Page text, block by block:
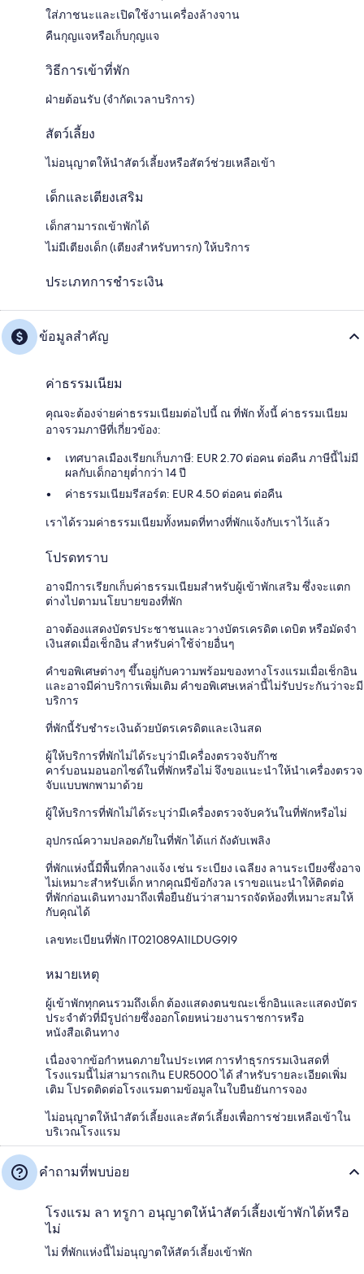
ใส่ภาชนะและเปิดใช้งานเครื่องล้างจาน
คืนกุญแจหรือเก็บกุญแจ
วิธีการเข้าที่พัก
ฝ่ายต้อนรับ (จำกัดเวลาบริการ)
สัตว์เลี้ยง
ไม่อนุญาตให้นำสัตว์เลี้ยงหรือสัตว์ช่วยเหลือเข้า
เด็กและเตียงเสริม
เด็กสามารถเข้าพักได้
ไม่มีเตียงเด็ก (เตียงสำหรับทารก) ให้บริการ
ประเภทการชำระเงิน
ข้อมูลสำคัญ
ค่าธรรมเนียม
คุณจะต้องจ่ายค่าธรรมเนียมต่อไปนี้ ณ ที่พัก ทั้งนี้ ค่าธรรมเนียม
อาจรวมภาษีที่เกี่ยวข้อง:
เทศบาลเมืองเรียกเก็บภาษี: EUR 2.70 ต่อคน ต่อคืน ภาษีนี้ไม่มี
ผลกับเด็กอายุต่ำกว่า 14 ปี
ค่าธรรมเนียมรีสอร์ต: EUR 4.50 ต่อคน ต่อคืน
เราได้รวมค่าธรรมเนียมทั้งหมดที่ทางที่พักแจ้งกับเราไว้แล้ว
โปรดทราบ
อาจมีการเรียกเก็บค่าธรรมเนียมสำหรับผู้เข้าพักเสริม ซึ่งจะแตก
ต่างไปตามนโยบายของที่พัก
อาจต้องแสดงบัตรประชาชนและวางบัตรเครดิต เดบิต หรือมัดจำ
เงินสดเมื่อเช็กอิน สำหรับค่าใช้จ่ายอื่นๆ
คำขอพิเศษต่างๆ ขึ้นอยู่กับความพร้อมของทางโรงแรมเมื่อเช็กอิน
และอาจมีค่าบริการเพิ่มเติม คำขอพิเศษเหล่านี้ไม่รับประกันว่าจะมี
บริการ
ที่พักนี้รับชำระเงินด้วยบัตรเครดิตและเงินสด
ผู้ให้บริการที่พักไม่ได้ระบุว่ามีเครื่องตรวจจับก๊าซ
คาร์บอนมอนอกไซด์ในที่พักหรือไม่ จึงขอแนะนำให้นำเครื่องตรวจ
จับแบบพกพามาด้วย
ผู้ให้บริการที่พักไม่ได้ระบุว่ามีเครื่องตรวจจับควันในที่พักหรือไม่
อุปกรณ์ความปลอดภัยในที่พัก ได้แก่ ถังดับเพลิง
ที่พักแห่งนี้มีพื้นที่กลางแจ้ง เช่น ระเบียง เฉลียง ลานระเบียงซึ่งอาจ
ไม่เหมาะสำหรับเด็ก หากคุณมีข้อกังวล เราขอแนะนำให้ติดต่อ
ที่พักก่อนเดินทางมาถึงเพื่อยืนยันว่าสามารถจัดห้องที่เหมาะสมให้
กับคุณได้
เลขทะเบียนที่พัก IT021089A1ILDUG9I9
หมายเหตุ
ผู้เข้าพักทุกคนรวมถึงเด็ก ต้องแสดงตนขณะเช็กอินและแสดงบัตร
ประจำตัวที่มีรูปถ่ายซึ่งออกโดยหน่วยงานราชการหรือ
หนังสือเดินทาง
เนื่องจากข้อกำหนดภายในประเทศ การทำธุรกรรมเงินสดที่
โรงแรมนี้ไม่สามารถเกิน EUR5000 ได้ สำหรับรายละเอียดเพิ่ม
เติม โปรดติดต่อโรงแรมตามข้อมูลในใบยืนยันการจอง
ไม่อนุญาตให้นำสัตว์เลี้ยงและสัตว์เลี้ยงเพื่อการช่วยเหลือเข้าใน
บริเวณโรงแรม
คำถามที่พบบ่อย
โรงแรม ลา ทรูกา อนุญาตให้นำสัตว์เลี้ยงเข้าพักได้หรือ
ไม่
ไม่ ที่พักแห่งนี้ไม่อนุญาตให้สัตว์เลี้ยงเข้าพัก